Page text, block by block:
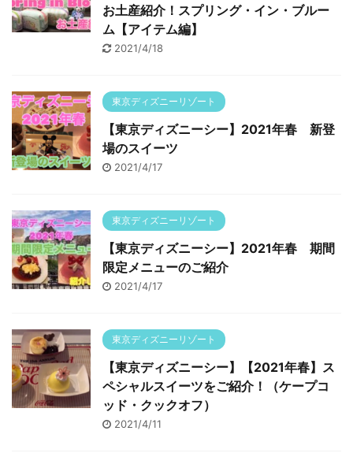
お土産紹介！スプリング・イン・ブルー
ム【アイテム編】
2021/4/18
東京ディズニーリゾート
【東京ディズニーシー】2021年春 新登
場のスイーツ
2021/4/17
東京ディズニーリゾート
【東京ディズニーシー】2021年春 期間
限定メニューのご紹介
2021/4/17
東京ディズニーリゾート
【東京ディズニーシー】【2021年春】ス
ペシャルスイーツをご紹介！（ケープコ
ッド・クックオフ）
2021/4/11